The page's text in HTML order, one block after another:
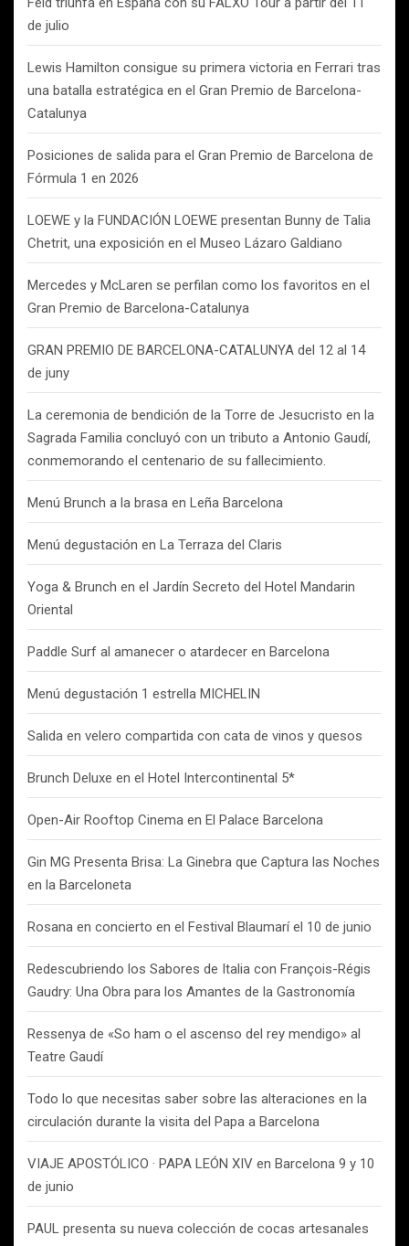
de julio
Lewis Hamilton consigue su primera victoria en Ferrari tras
una batalla estratégica en el Gran Premio de Barcelona-
Catalunya
Posiciones de salida para el Gran Premio de Barcelona de
Fórmula 1 en 2026
LOEWE y la FUNDACIÓN LOEWE presentan Bunny de Talia
Chetrit, una exposición en el Museo Lázaro Galdiano
Mercedes y McLaren se perfilan como los favoritos en el
Gran Premio de Barcelona-Catalunya
GRAN PREMIO DE BARCELONA-CATALUNYA del 12 al 14
de juny
La ceremonia de bendición de la Torre de Jesucristo en la
Sagrada Familia concluyó con un tributo a Antonio Gaudí,
conmemorando el centenario de su fallecimiento.
Menú Brunch a la brasa en Leña Barcelona
Menú degustación en La Terraza del Claris
Yoga & Brunch en el Jardín Secreto del Hotel Mandarin
Oriental
Paddle Surf al amanecer o atardecer en Barcelona
Menú degustación 1 estrella MICHELIN
Salida en velero compartida con cata de vinos y quesos
Brunch Deluxe en el Hotel Intercontinental 5*
Open-Air Rooftop Cinema en El Palace Barcelona
Gin MG Presenta Brisa: La Ginebra que Captura las Noches
en la Barceloneta
Rosana en concierto en el Festival Blaumarí el 10 de junio
Redescubriendo los Sabores de Italia con François-Régis
Gaudry: Una Obra para los Amantes de la Gastronomía
Ressenya de «So ham o el ascenso del rey mendigo» al
Teatre Gaudí
Todo lo que necesitas saber sobre las alteraciones en la
circulación durante la visita del Papa a Barcelona
VIAJE APOSTÓLICO · PAPA LEÓN XIV en Barcelona 9 y 10
de junio
PAUL presenta su nueva colección de cocas artesanales